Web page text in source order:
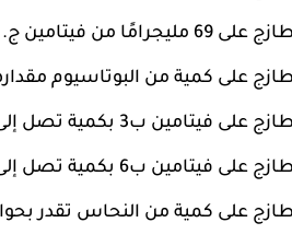
من فيتامين ج.
على كمية من البوتاسيوم مقدارها 250
ب3 بكمية تصل إلى 0.9 مليجرام.
ب6 بكمية تصل إلى 0.1 مليجرام.
على كمية من النحاس تقدر بحوالي 0.1